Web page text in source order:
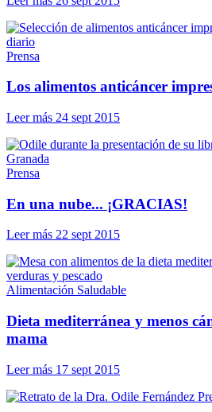
Prensa
Los alimentos anticáncer
Leer más 24 sept 2015
Prensa
En una nube... ¡GRACIAS!
Leer más 22 sept 2015
Alimentación Saludable
Dieta mediterránea y menos
mama
Leer más 17 sept 2015